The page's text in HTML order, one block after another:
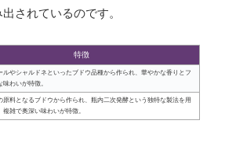
されているのです。
特徴
ルやシャルドネといったブドウ品種から作られ、華やかな香りとフ
味わいが特徴。
原料となるブドウから作られ、瓶内二次発酵という独特な製法を用
複雑で奥深い味わいが特徴。